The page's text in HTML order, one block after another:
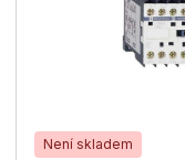
Není skladem